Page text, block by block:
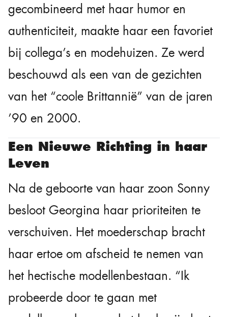
gecombineerd met haar humor en
authenticiteit, maakte haar een favoriet
bij collega’s en modehuizen. Ze werd
beschouwd als een van de gezichten
van het “coole Brittannië” van de jaren
’90 en 2000.
Een Nieuwe Richting in haar
Leven
Na de geboorte van haar zoon Sonny
besloot Georgina haar prioriteiten te
verschuiven. Het moederschap bracht
haar ertoe om afscheid te nemen van
het hectische modellenbestaan. “Ik
probeerde door te gaan met